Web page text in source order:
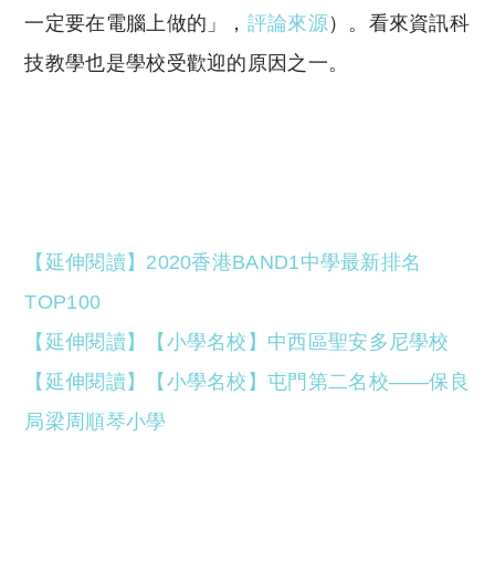
一定要在電腦上做的」， 評論來源）。看來資訊科
技教學也是學校受歡迎的原因之一。
【延伸閱讀】2020香港BAND1中學最新排名
TOP100
【延伸閱讀】【小學名校】中西區聖安多尼學校
【延伸閱讀】【小學名校】屯門第二名校——保良
局梁周順琴小學